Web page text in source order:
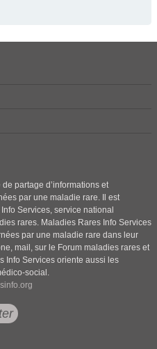
partage d’informations et
par une maladie rare. Il est
Services, service national
rares. Maladies Rares Info Services
par une maladie rare dans leur
mail, sur le Forum maladies rares et
Info Services oriente aussi les
social.